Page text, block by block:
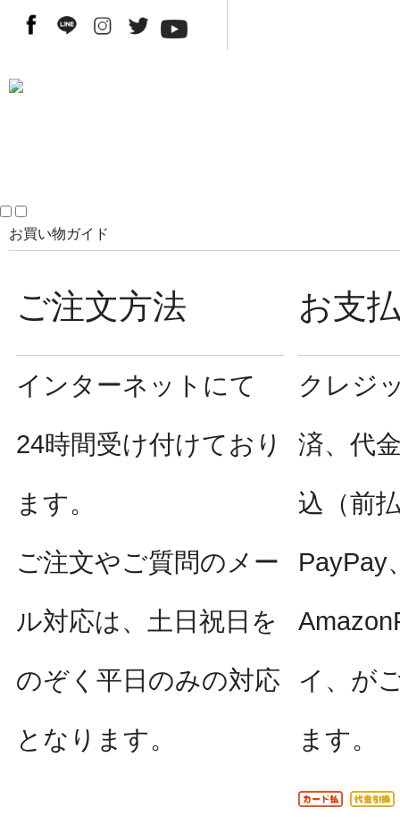
お買い物ガイド
ご注文方法
インターネットにて
24時間受け付けており
ます。
ご注文やご質問のメー
ル対応は、土日祝日を
のぞく平日のみの対応
となります。
お支
クレジ
済、代
込（前
PayPay
イ、が
ます。